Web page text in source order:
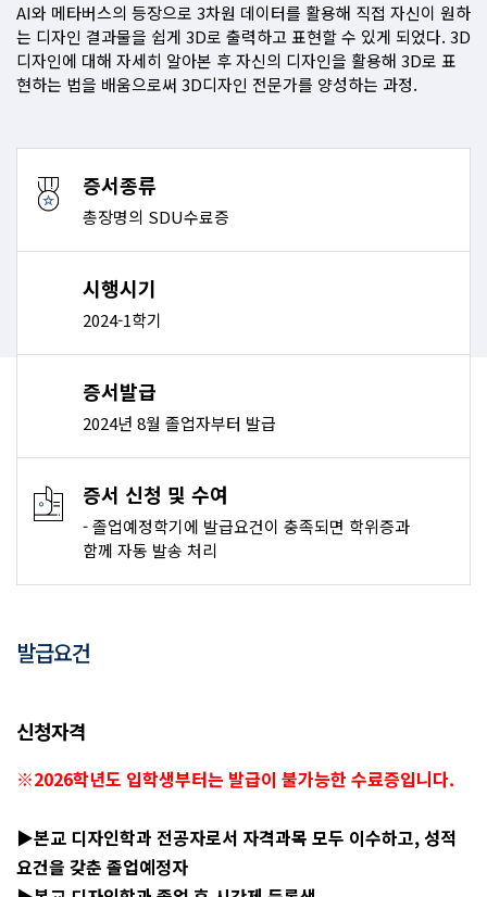
AI와 메타버스의 등장으로 3차원 데이터를 활용해 직접 자신이 원하
는 디자인 결과물을 쉽게 3D로 출력하고 표현할 수 있게 되었다. 3D
디자인에 대해 자세히 알아본 후 자신의 디자인을 활용해 3D로 표
현하는 법을 배움으로써 3D디자인 전문가를 양성하는 과정.
증서종류
총장명의 SDU수료증
시행시기
2024-1학기
증서발급
2024년 8월 졸업자부터 발급
증서 신청 및 수여
- 졸업예정학기에 발급요건이 충족되면 학위증과
함께 자동 발송 처리
발급요건
신청자격
※2026학년도 입학생부터는 발급이 불가능한 수료증입니다.
▶본교 디자인학과 전공자로서 자격과목 모두 이수하고, 성적
요건을 갖춘 졸업예정자